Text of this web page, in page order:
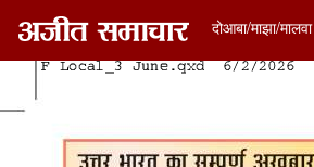
दोआबा/माझा/मालवा